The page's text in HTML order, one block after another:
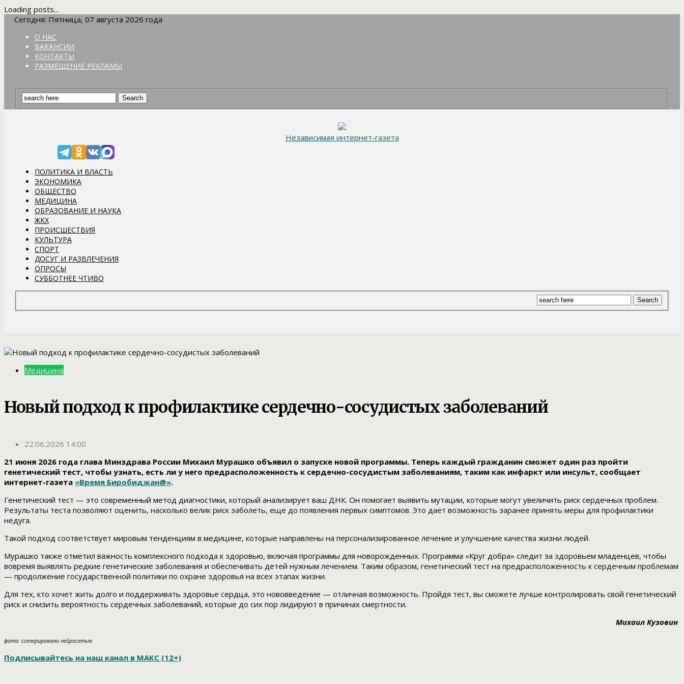
Loading posts...
Сегодня: Пятница, 07 августа 2026 года
О НАС
ВАКАНСИИ
КОНТАКТЫ
РАЗМЕЩЕНИЕ РЕКЛАМЫ
Независимая интернет-газета
ПОЛИТИКА И ВЛАСТЬ
ЭКОНОМИКА
ОБЩЕСТВО
МЕДИЦИНА
ОБРАЗОВАНИЕ И НАУКА
ЖКХ
ПРОИСШЕСТВИЯ
КУЛЬТУРА
СПОРТ
ДОСУГ И РАЗВЛЕЧЕНИЯ
ОПРОСЫ
СУББОТНЕЕ ЧТИВО
Медицина
Новый подход к профилактике сердечно-сосудистых заболеваний
22.06.2026 14:00
21 июня 2026 года глава Минздрава России Михаил Мурашко объявил о запуске новой программы. Теперь каждый гражданин сможет один раз пройти
генетический тест, чтобы узнать, есть ли у него предрасположенность к сердечно-сосудистым заболеваниям, таким как инфаркт или инсульт, сообщает
интернет-газета «Время Биробиджан@».
Генетический тест — это современный метод диагностики, который анализирует ваш ДНК. Он помогает выявить мутации, которые могут увеличить риск сердечных проблем.
Результаты теста позволяют оценить, насколько велик риск заболеть, еще до появления первых симптомов. Это дает возможность заранее принять меры для профилактики
недуга.
Такой подход соответствует мировым тенденциям в медицине, которые направлены на персонализированное лечение и улучшение качества жизни людей.
Мурашко также отметил важность комплексного подхода к здоровью, включая программы для новорожденных. Программа «Круг добра» следит за здоровьем младенцев, чтобы
вовремя выявлять редкие генетические заболевания и обеспечивать детей нужным лечением. Таким образом, генетический тест на предрасположенность к сердечным проблемам
— продолжение государственной политики по охране здоровья на всех этапах жизни.
Для тех, кто хочет жить долго и поддерживать здоровье сердца, это нововведение — отличная возможность. Пройдя тест, вы сможете лучше контролировать свой генетический
риск и снизить вероятность сердечных заболеваний, которые до сих пор лидируют в причинах смертности.
Михаил Кузовин
фото: сгенерировано нейросетью
Подписывайтесь на наш канал в МАКС (12+)